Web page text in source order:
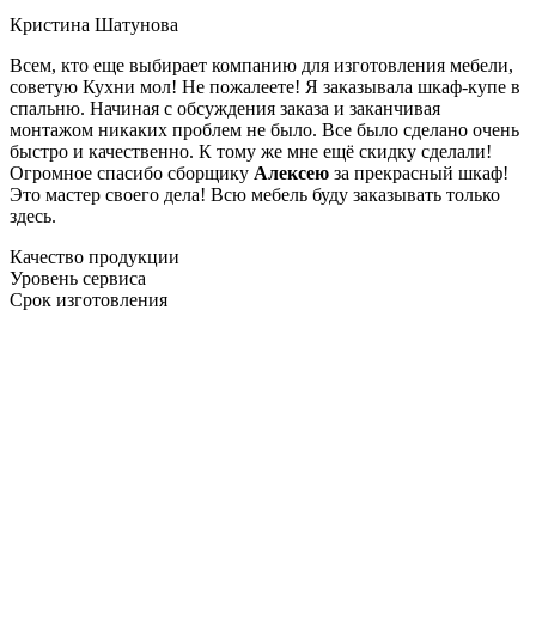
Кристина Шатунова
Всем, кто еще выбирает компанию для изготовления мебели,
советую Кухни мол! Не пожалеете! Я заказывала шкаф-купе в
спальню. Начиная с обсуждения заказа и заканчивая
монтажом никаких проблем не было. Все было сделано очень
быстро и качественно. К тому же мне ещё скидку сделали!
Огромное спасибо сборщику Алексею за прекрасный шкаф!
Это мастер своего дела! Всю мебель буду заказывать только
здесь.
Качество продукции
Уровень сервиса
Срок изготовления